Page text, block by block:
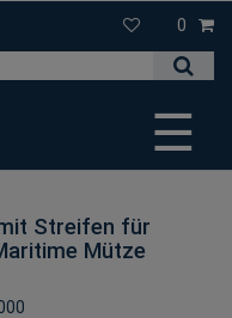
0
☰
Streifen für
Mütze